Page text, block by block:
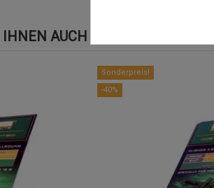
AUCH
Sonderpreis!
-40%